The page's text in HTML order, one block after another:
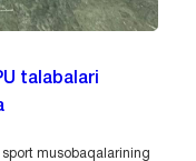
talabalari
sport musobaqalarining